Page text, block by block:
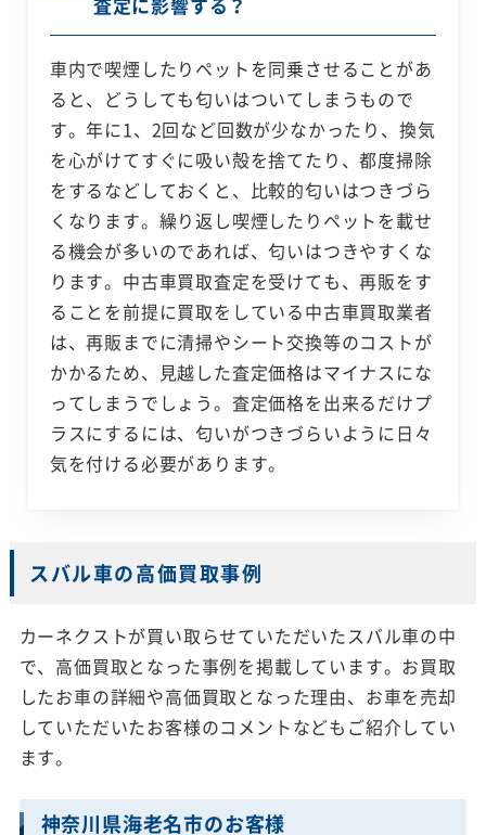
車内で喫煙したりペットを同乗させることがあ
ると、どうしても匂いはついてしまうもので
す。年に1、2回など回数が少なかったり、換気
を心がけてすぐに吸い殻を捨てたり、都度掃除
をするなどしておくと、比較的匂いはつきづら
くなります。繰り返し喫煙したりペットを載せ
る機会が多いのであれば、匂いはつきやすくな
ります。中古車買取査定を受けても、再販をす
ることを前提に買取をしている中古車買取業者
は、再販までに清掃やシート交換等のコストが
かかるため、見越した査定価格はマイナスにな
ってしまうでしょう。査定価格を出来るだけプ
ラスにするには、匂いがつきづらいように日々
気を付ける必要があります。
スバル車の高価買取事例
カーネクストが買い取らせていただいたスバル車の中
で、高価買取となった事例を掲載しています。お買取
したお車の詳細や高価買取となった理由、お車を売却
していただいたお客様のコメントなどもご紹介してい
ます。
神奈川県海老名市のお客様